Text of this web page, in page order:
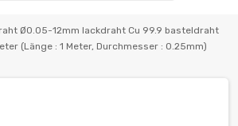
Ø0.05-12mm lackdraht Cu 99.9 basteldraht
(Länge : 1 Meter, Durchmesser : 0.25mm)